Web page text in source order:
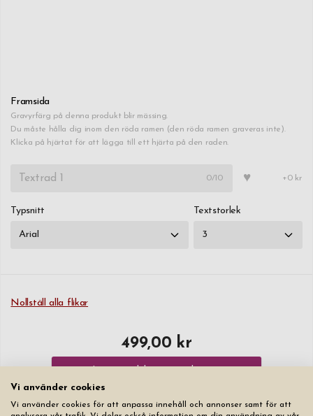
Framsida
Gravyrfärg på denna produkt blir mässing.
Du måste hålla dig inom den röda ramen (den röda ramen graveras inte).
Klicka på hjärtat för att lägga till ett hjärta på den raden.
0/10 ♥ +0 kr
Typsnitt Textstorlek
Nollställ alla flikar
499,00 kr
Vi använder cookies
Vi använder cookies för att anpassa innehåll och annonser samt för att